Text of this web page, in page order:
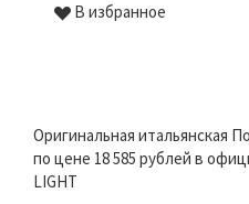
В избранное
Оригинальная итальянская
по цене 18 585 рублей в
LIGHT